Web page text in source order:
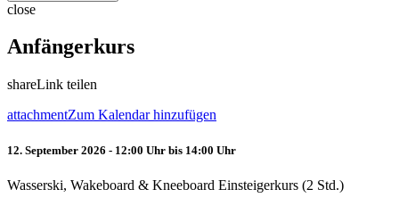
close
Anfängerkurs
shareLink teilen
attachmentZum Kalendar hinzufügen
12. September 2026 - 12:00 Uhr bis 14:00 Uhr
Wasserski, Wakeboard & Kneeboard Einsteigerkurs (2 Std.)